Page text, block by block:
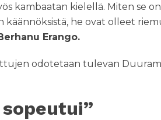
kambaatan kielellä. Miten se
he ovat olleet
Erango.
odotetaan tulevan